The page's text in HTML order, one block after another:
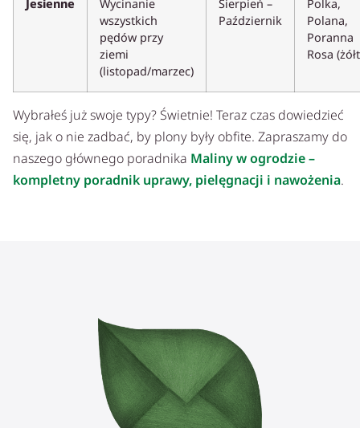
Jesienne
Wycinanie
wszystkich
pędów przy
ziemi
(listopad/marzec)
Sierpień –
Październik
Polka,
Polana,
Poranna
Rosa
Wybrałeś już swoje typy? Świetnie! Teraz czas dowiedzieć
się, jak o nie zadbać, by plony były obfite. Zapraszamy do
naszego głównego poradnika Maliny w ogrodzie –
kompletny poradnik uprawy, pielęgnacji i nawożenia.